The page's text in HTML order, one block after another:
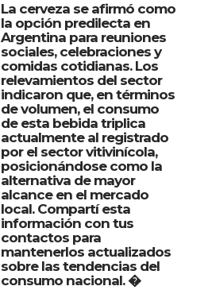
La cerveza se afirmó como
la opción predilecta en
Argentina para reuniones
sociales, celebraciones y
comidas cotidianas. Los
relevamientos del sector
indicaron que, en términos
de volumen, el consumo
de esta bebida triplica
actualmente al registrado
por el sector vitivinícola,
posicionándose como la
alternativa de mayor
alcance en el mercado
local. Compartí esta
información con tus
contactos para
mantenerlos actualizados
sobre las tendencias del
consumo nacional. �